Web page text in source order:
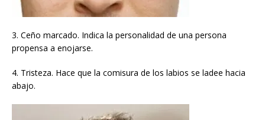
3. Ceño marcado. Indica la personalidad de una persona
propensa a enojarse.
4. Tristeza. Hace que la comisura de los labios se ladee hacia
abajo.